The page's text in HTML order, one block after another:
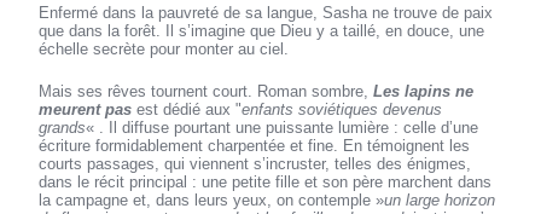
Enfermé dans la pauvreté de sa langue, Sasha ne trouve de paix
que dans la forêt. Il s’imagine que Dieu y a taillé, en douce, une
échelle secrète pour monter au ciel.
Mais ses rêves tournent court. Roman sombre,Les lapins ne
meurent pas est dédié aux "enfants soviétiques devenus
grands« . Il diffuse pourtant une puissante lumière : celle d’une
écriture formidablement charpentée et fine. En témoignent les
courts passages, qui viennent s’incruster, telles des énigmes,
dans le récit principal : une petite fille et son père marchent dans
la campagne et, dans leurs yeux, on contemple »un large horizon